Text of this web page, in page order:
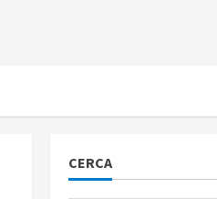
CERCA